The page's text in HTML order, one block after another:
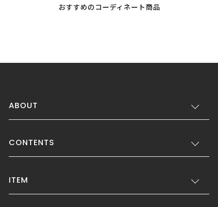
おすすめのコーディネート商品
ABOUT
CONTENTS
ITEM